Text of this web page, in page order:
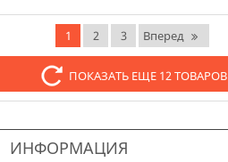
1
2 3 Вперед
ПОКАЗАТЬ ЕЩЕ 12 ТОВАРОВ
ИНФОРМАЦИЯ